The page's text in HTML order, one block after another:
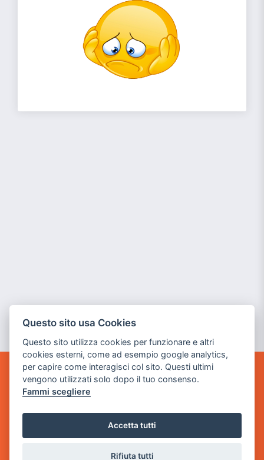
GAME WARP
BY POWER GAME SRL
Sede Legale
via Villaggio dei Platani, 3
- 25014 Castenedolo, Brescia
Questo sito usa Cookies
Questo sito utilizza cookies per funzionare e altri
cookies esterni, come ad esempio google analytics,
per capire come interagisci col sito. Questi ultimi
vengono utilizzati solo dopo il tuo consenso.
Fammi scegliere
Accetta tutti
Rifiuta tutti